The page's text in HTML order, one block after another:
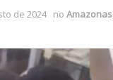
de 2024 no Amazonas